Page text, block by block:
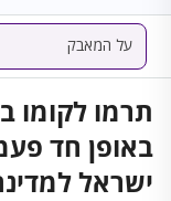
על המאבק
תרמו לקומו
באופן חד
ישראל